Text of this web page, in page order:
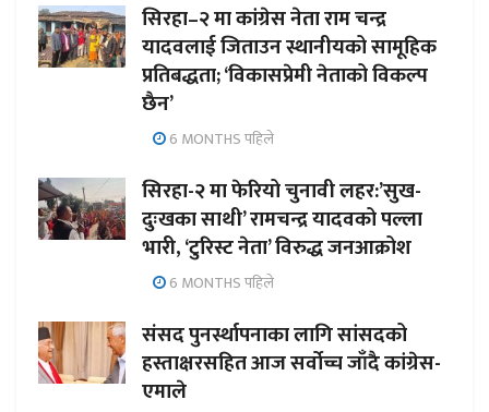
सिरहा–२ मा कांग्रेस नेता राम चन्द्र
यादवलाई जिताउन स्थानीयको सामूहिक
प्रतिबद्धता; ‘विकासप्रेमी नेताको विकल्प
छैन’
6 MONTHS पहिले
सिरहा-२ मा फेरियो चुनावी लहर:’सुख-
दुःखका साथी’ रामचन्द्र यादवको पल्ला
भारी, ‘टुरिस्ट नेता’ विरुद्ध जनआक्रोश
6 MONTHS पहिले
संसद पुनर्स्थापनाका लागि सांसदको
हस्ताक्षरसहित आज सर्वोच्च जाँदै कांग्रेस-
एमाले